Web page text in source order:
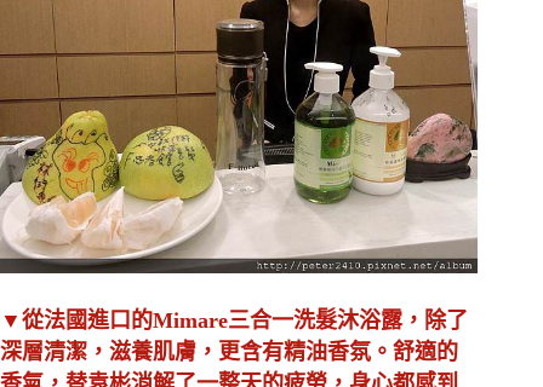
▼從法國進口的Mimare三合一洗髮沐浴露，除了
深層清潔，滋養肌膚，更含有精油香氛。舒適的